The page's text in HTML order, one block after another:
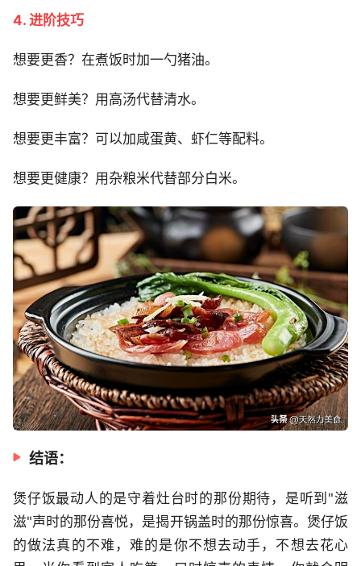
4. 进阶技巧
想要更香？在煮饭时加一勺猪油。
想要更鲜美？用高汤代替清水。
想要更丰富？可以加咸蛋黄、虾仁等配料。
想要更健康？用杂粮米代替部分白米。
结语：
煲仔饭最动人的是守着灶台时的那份期待，是听到"滋
滋"声时的那份喜悦，是揭开锅盖时的那份惊喜。煲仔饭
的做法真的不难，难的是你不想去动手，不想去花心